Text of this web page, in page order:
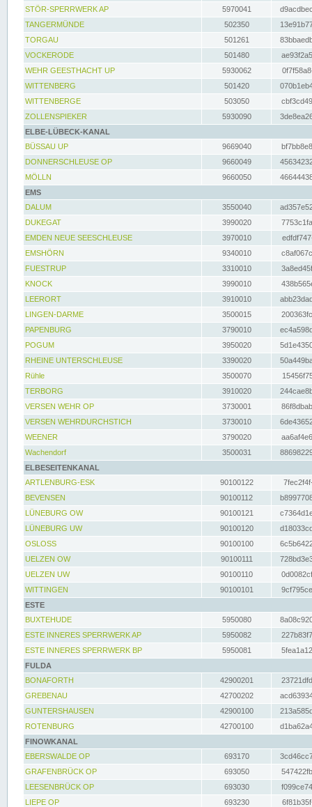
STÖR-SPERRWERK AP 5970041
TANGERMÜNDE
502350
TORGAU
501261
VOCKERODE
501480
WEHR GEESTHACHT UP
5930062
WITTENBERG
501420
WITTENBERGE
503050
ZOLLENSPIEKER
5930090
ELBE-LÜBECK-KANAL
BÜSSAU UP
9669040
DONNERSCHLEUSE OP
9660049
MÖLLN
9660050
EMS
DALUM
3550040
DUKEGAT
3990020
EMDEN NEUE SEESCHLEUSE
3970010
EMSHÖRN
9340010
FUESTRUP
3310010
KNOCK
3990010
LEERORT
3910010
LINGEN-DARME
3500015
PAPENBURG
3790010
POGUM
3950020
RHEINE UNTERSCHLEUSE
3390020
Rühle
3500070
TERBORG
3910020
VERSEN WEHR OP
3730001
VERSEN WEHRDURCHSTICH
3730010
WEENER
3790020
Wachendorf
3500031
ELBESEITENKANAL
ARTLENBURG-ESK
90100122
BEVENSEN
90100112
LÜNEBURG OW
90100121
LÜNEBURG UW
90100120
OSLOSS
90100100
UELZEN OW
90100111
UELZEN UW
90100110
WITTINGEN
90100101
ESTE
BUXTEHUDE
5950080
ESTE INNERES SPERRWERK AP
5950082
ESTE INNERES SPERRWERK BP
5950081
FULDA
BONAFORTH
42900201
GREBENAU
42700202
GUNTERSHAUSEN
42900100
ROTENBURG
42700100
FINOWKANAL
EBERSWALDE OP
693170
GRAFENBRÜCK OP
693050
LEESENBRÜCK OP
693030
LIEPE OP
693230